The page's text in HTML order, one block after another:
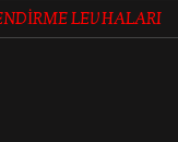
LEVHALARI